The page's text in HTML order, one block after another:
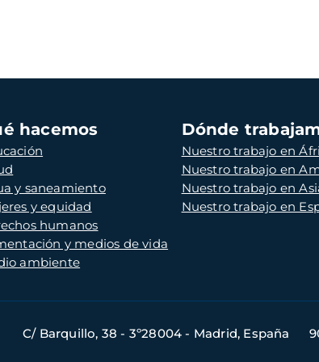
hacemos
y saneamiento
y equidad
humanos
y medios de vida
ambiente
Dónde
Nuestro trabajo en
Nuestro trabajo en
Nuestro trabajo en
Nuestro trabajo en
C/ Barquillo, 38 - 3º28004 - Madrid, España